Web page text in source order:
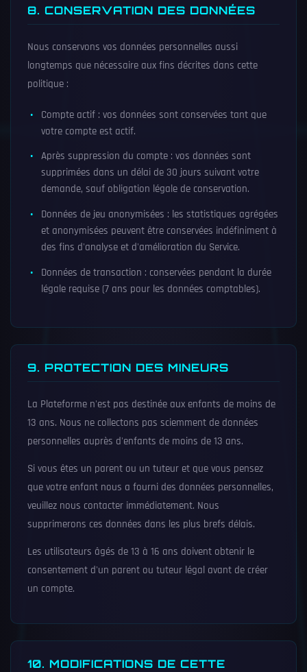
8. CONSERVATION DES DONNÉES
Nous conservons vos données personnelles aussi
longtemps que nécessaire aux fins décrites dans cette
politique :
Compte actif : vos données sont conservées tant que
votre compte est actif.
Après suppression du compte : vos données sont
supprimées dans un délai de 30 jours suivant votre
demande, sauf obligation légale de conservation.
Données de jeu anonymisées : les statistiques agrégées
et anonymisées peuvent être conservées indéfiniment à
des fins d'analyse et d'amélioration du Service.
Données de transaction : conservées pendant la durée
légale requise (7 ans pour les données comptables).
9. PROTECTION DES MINEURS
La Plateforme n'est pas destinée aux enfants de moins de
13 ans. Nous ne collectons pas sciemment de données
personnelles auprès d'enfants de moins de 13 ans.
Si vous êtes un parent ou un tuteur et que vous pensez
que votre enfant nous a fourni des données personnelles,
veuillez nous contacter immédiatement. Nous
supprimerons ces données dans les plus brefs délais.
Les utilisateurs âgés de 13 à 16 ans doivent obtenir le
consentement d'un parent ou tuteur légal avant de créer
un compte.
10. MODIFICATIONS DE CETTE